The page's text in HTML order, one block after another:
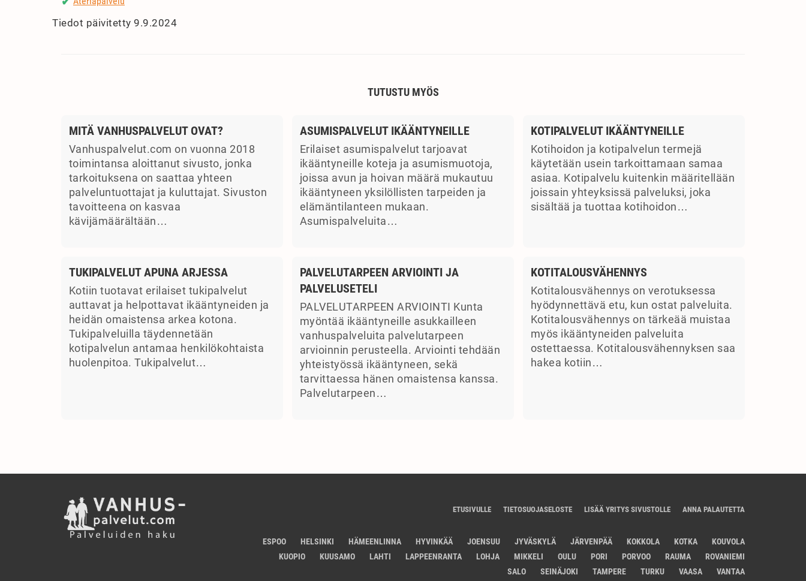
Tiedot päivitetty 9.9.2024
TUTUSTU MYÖS
MITÄ VANHUSPALVELUT OVAT?
Vanhuspalvelut.com on vuonna 2018
toimintansa aloittanut sivusto, jonka
tarkoituksena on saattaa yhteen
palveluntuottajat ja kuluttajat. Sivuston
tavoitteena on kasvaa
kävijämäärältään…
ASUMISPALVELUT IKÄÄNTYNEILLE
Erilaiset asumispalvelut tarjoavat
ikääntyneille koteja ja asumismuotoja,
joissa avun ja hoivan määrä mukautuu
ikääntyneen yksilöllisten tarpeiden ja
elämäntilanteen mukaan.
Asumispalveluita…
KOTIPALVELUT IKÄÄNTYNEILLE
Kotihoidon ja kotipalvelun termejä
käytetään usein tarkoittamaan samaa
asiaa. Kotipalvelu kuitenkin määritellään
joissain yhteyksissä palveluksi, joka
sisältää ja tuottaa kotihoidon…
TUKIPALVELUT APUNA ARJESSA
Kotiin tuotavat erilaiset tukipalvelut
auttavat ja helpottavat ikääntyneiden ja
heidän omaistensa arkea kotona.
Tukipalveluilla täydennetään
kotipalvelun antamaa henkilökohtaista
huolenpitoa. Tukipalvelut…
PALVELUTARPEEN ARVIOINTI JA
PALVELUSETELI
PALVELUTARPEEN ARVIOINTI Kunta
myöntää ikääntyneille asukkailleen
vanhuspalveluita palvelutarpeen
arvioinnin perusteella. Arviointi tehdään
yhteistyössä ikääntyneen, sekä
tarvittaessa hänen omaistensa kanssa.
Palvelutarpeen…
KOTITALOUSVÄHENNYS
Kotitalousvähennys on verotuksessa
hyödynnettävä etu, kun ostat palveluita.
Kotitalousvähennys on tärkeää muistaa
myös ikääntyneiden palveluita
ostettaessa. Kotitalousvähennyksen saa
hakea kotiin…
ETUSIVULLE TIETOSUOJASELOSTE LISÄÄ YRITYS SIVUSTOLLE ANNA PALAUTETTA
ESPOO HELSINKI HÄMEENLINNA HYVINKÄÄ JOENSUU JYVÄSKYLÄ JÄRVENPÄÄ KOKKOLA KOTKA
KOUVOLA
KUOPIO
KUUSAMO LAHTI LAPPEENRANTA LOHJA MIKKELI OULU PORI PORVOO RAUMA
ROVANIEMI
SALO
SEINÄJOKI TAMPERE TURKU VAASA VANTAA